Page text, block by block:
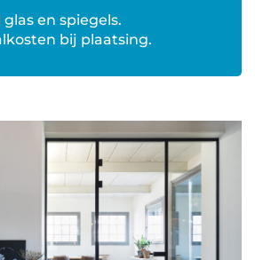
glas en spiegels.
bij plaatsing.